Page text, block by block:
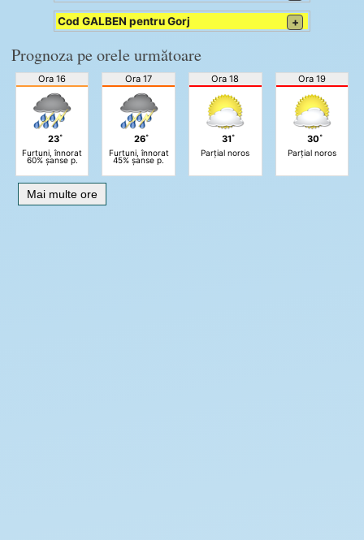
Cod GALBEN pentru Gorj +
Prognoza pe orele următoare
Ora 16
23˚
Furtuni, înnorat
60% șanse p.
Ora 17
26˚
Furtuni, înnorat
45% șanse p.
Ora 18
31˚
Parțial noros
Ora 19
30˚
Parțial noros
Mai multe ore